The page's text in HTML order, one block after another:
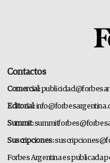
Contactos
Comercial:
Editorial:
Summit:
Suscripciones:
Forbes Argentina es publicada